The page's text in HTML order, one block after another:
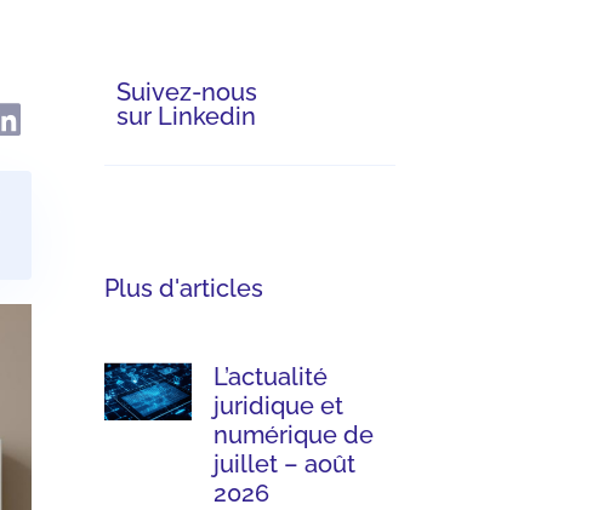
Suivez-nous
sur Linkedin
Plus d'articles
L’actualité
juridique et
numérique de
juillet – août
2026